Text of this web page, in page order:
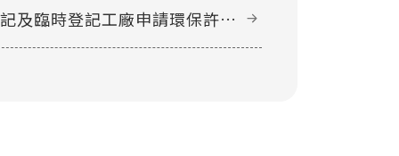
及臨時登記工廠申請環保許可